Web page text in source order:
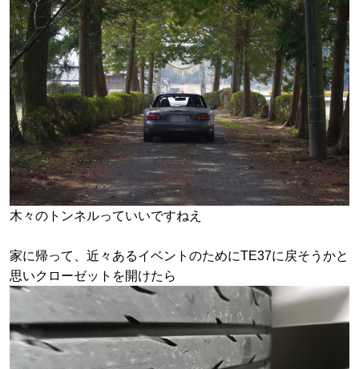
木々のトンネルっていいですねえ
家に帰って、近々あるイベントのためにTE37に戻そうかと
思いクローゼットを開けたら